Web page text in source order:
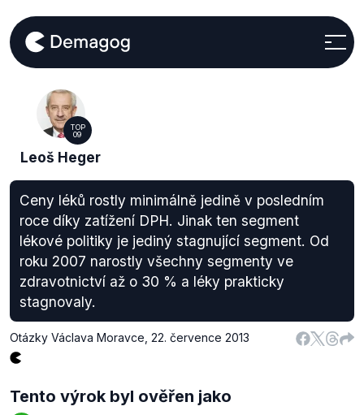
TOP
09
Leoš Heger
Ceny léků rostly minimálně jedině v posledním
roce díky zatížení DPH. Jinak ten segment
lékové politiky je jediný stagnující segment. Od
roku 2007 narostly všechny segmenty ve
zdravotnictví až o 30 % a léky prakticky
stagnovaly.
Otázky Václava Moravce 22. července 2013
Tento výrok byl ověřen jako